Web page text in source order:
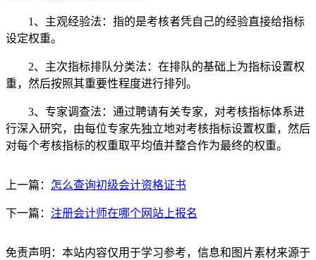
1、主观经验法：指的是考核者凭自己的经验直接给指标
设定权重。
2、主次指标排队分类法：在排队的基础上为指标设置权
重，然后按照其重要性程度进行排列。
3、专家调查法：通过聘请有关专家，对考核指标体系进
行深入研究，由每位专家先独立地对考核指标设置权重，然后
对每个考核指标的权重取平均值并整合作为最终的权重。
上一篇： 怎么查询初级会计资格证书
下一篇： 注册会计师在哪个网站上报名
免责声明：本站内容仅用于学习参考，信息和图片素材来源于